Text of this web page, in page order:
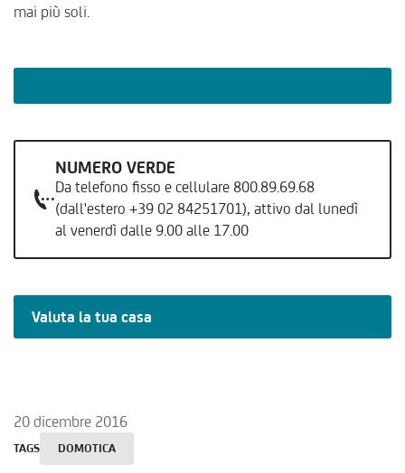
NUMERO VERDE
Da telefono fisso e cellulare 800.89.69.68
(dall'estero +39 02 84251701), attivo dal lunedì
al venerdì dalle 9.00 alle 17.00
Valuta la tua casa
mai più soli.
TAGS DOMOTICA
20 dicembre 2016